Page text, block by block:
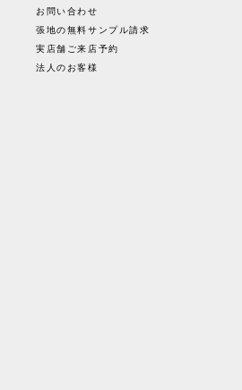
お問い合わせ
張地の無料サンプル請求
実店舗ご来店予約
法人のお客様